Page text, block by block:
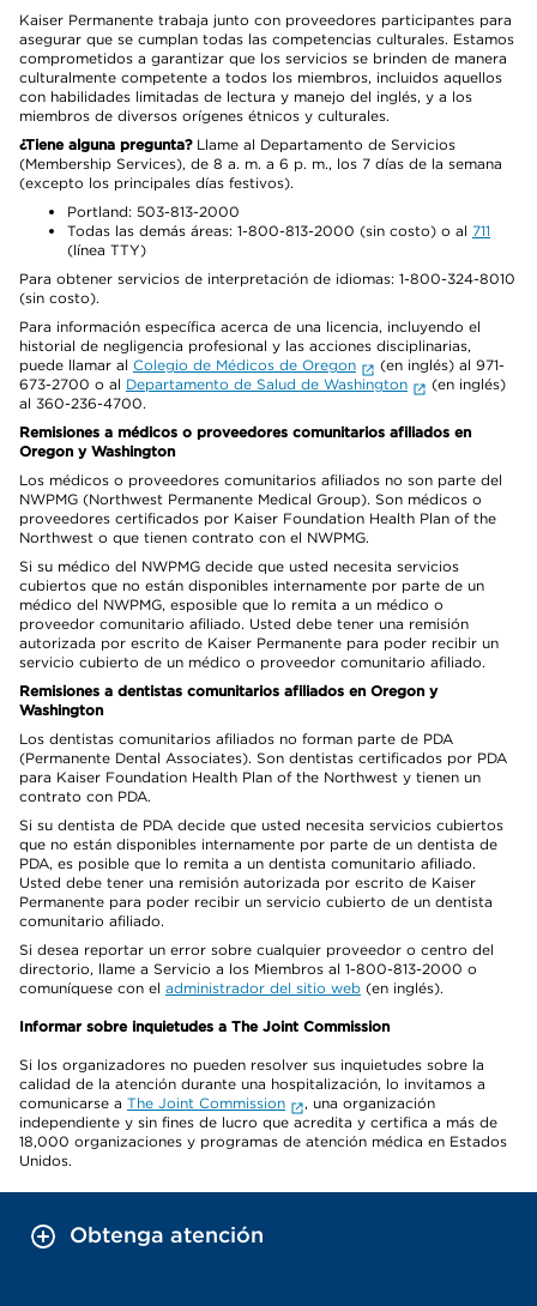
Kaiser Permanente trabaja junto con proveedores participantes para
asegurar que se cumplan todas las competencias culturales. Estamos
comprometidos a garantizar que los servicios se brinden de manera
culturalmente competente a todos los miembros, incluidos aquellos
con habilidades limitadas de lectura y manejo del inglés, y a los
miembros de diversos orígenes étnicos y culturales.
¿Tiene alguna pregunta?Llame al Departamento de Servicios
(Membership Services), de 8 a. m. a 6 p. m., los 7 días de la semana
(excepto los principales días festivos).
Portland: 503-813-2000
Todas las demás áreas: 1-800-813-2000 (sin costo) o al 711
(línea TTY)
Para obtener servicios de interpretación de idiomas: 1-800-324-8010
(sin costo).
Para información específica acerca de una licencia, incluyendo el
historial de negligencia profesional y las acciones disciplinarias,
puede llamar al Colegio de Médicos de Oregon
(en inglés) al 971-
673-2700 o al Departamento de Salud de Washington
(en inglés)
al 360-236-4700.
Remisiones a médicos o proveedores comunitarios afiliados en
Oregon y Washington
Los médicos o proveedores comunitarios afiliados no son parte del
NWPMG (Northwest Permanente Medical Group). Son médicos o
proveedores certificados por Kaiser Foundation Health Plan of the
Northwest o que tienen contrato con el NWPMG.
Si su médico del NWPMG decide que usted necesita servicios
cubiertos que no están disponibles internamente por parte de un
médico del NWPMG, esposible que lo remita a un médico o
proveedor comunitario afiliado. Usted debe tener una remisión
autorizada por escrito de Kaiser Permanente para poder recibir un
servicio cubierto de un médico o proveedor comunitario afiliado.
Remisiones a dentistas comunitarios afiliados en Oregon y
Washington
Los dentistas comunitarios afiliados no forman parte de PDA
(Permanente Dental Associates). Son dentistas certificados por PDA
para Kaiser Foundation Health Plan of the Northwest y tienen un
contrato con PDA.
Si su dentista de PDA decide que usted necesita servicios cubiertos
que no están disponibles internamente por parte de un dentista de
PDA, es posible que lo remita a un dentista comunitario afiliado.
Usted debe tener una remisión autorizada por escrito de Kaiser
Permanente para poder recibir un servicio cubierto de un dentista
comunitario afiliado.
Si desea reportar un error sobre cualquier proveedor o centro del
directorio, llame a Servicio a los Miembros al 1-800-813-2000 o
comuníquese con el administrador del sitio web (en inglés).
Informar sobre inquietudes a The Joint Commission
Si los organizadores no pueden resolver sus inquietudes sobre la
calidad de la atención durante una hospitalización, lo invitamos a
comunicarse a The Joint Commission
, una organización
independiente y sin fines de lucro que acredita y certifica a más de
18,000 organizaciones y programas de atención médica en Estados
Unidos.
Obtenga atención